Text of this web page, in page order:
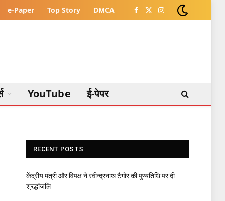
e-Paper Top Story DMCA Facebook
X
Instagram
YouTube ई-पेपर
RECENT POSTS
केंद्रीय मंत्री और विपक्ष ने रवीन्द्रनाथ टैगोर की पुण्यतिथि पर दी
श्रद्धांजलि